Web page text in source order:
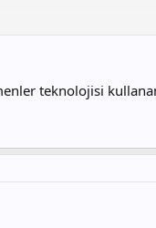
gidiyor. Muhakkak bir
teknolojisi